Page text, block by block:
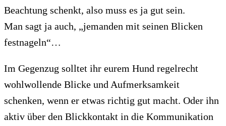
Beachtung schenkt, also muss es ja gut sein.
Man sagt ja auch, „jemanden mit seinen Blicken
festnageln“…
Im Gegenzug solltet ihr eurem Hund regelrecht
wohlwollende Blicke und Aufmerksamkeit
schenken, wenn er etwas richtig gut macht. Oder ihn
aktiv über den Blickkontakt in die Kommunikation